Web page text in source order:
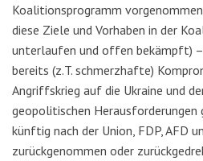
Koalitionsprogramm
diese Ziele und Vorhaben in der
unterlaufen und offen bekämpft) –
bereits (z.T. schmerzhafte)
Angriffskrieg auf die Ukraine und
geopolitischen Herausforderungen
künftig nach der Union, FDP, AFD
zurückgenommen oder